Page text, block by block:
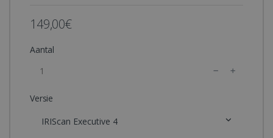
149,00€
Aantal
Versie
IRIScan Executive 4